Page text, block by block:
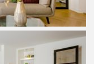
en parkeerplaats in